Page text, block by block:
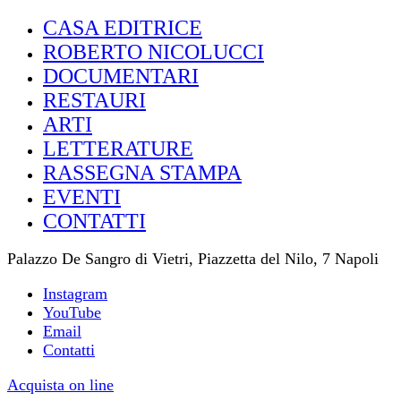
CASA EDITRICE
ROBERTO NICOLUCCI
DOCUMENTARI
RESTAURI
ARTI
LETTERATURE
RASSEGNA STAMPA
EVENTI
CONTATTI
Palazzo De Sangro di Vietri, Piazzetta del Nilo, 7 Napoli
Instagram
YouTube
Email
Contatti
Acquista on line